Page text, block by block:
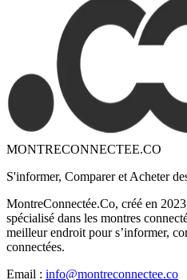
MONTRECONNECTEE.CO
S'informer, Comparer et Acheter
MontreConnectée.Co, créé en
spécialisé dans les montres
meilleur endroit pour s’informer,
connectées.
Email : info@montreconnectee.co